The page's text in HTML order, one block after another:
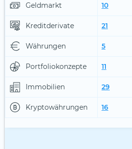
Geldmarkt 10
Kreditderivate 21
Währungen 5
Portfoliokonzepte 11
Immobilien 29
Kryptowährungen 16